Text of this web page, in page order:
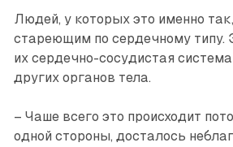
Людей, у которых это именно
стареющим по сердечному типу.
их сердечно-сосудистая
других органов тела.
– Чаше всего это происходит
одной стороны, досталось